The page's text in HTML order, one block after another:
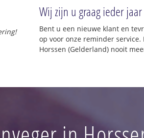
Wij zijn u graag ieder
Bent u een nieuwe klant en
op voor onze reminder
Horssen (Gelderland) nooit